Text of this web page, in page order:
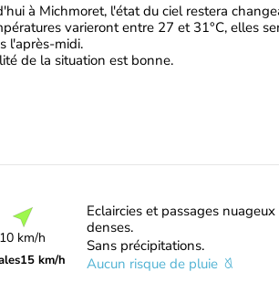
à Michmoret, l'état du ciel restera
varieront entre 27 et 31°C, elles
l'après-midi.
de la situation est bonne.
10 km/h
15 km/h
Eclaircies et passages
denses.
Sans précipitations.
Aucun risque de pluie